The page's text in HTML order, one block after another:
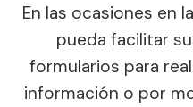
En las ocasiones en
pueda facilitar
formularios para
información o por